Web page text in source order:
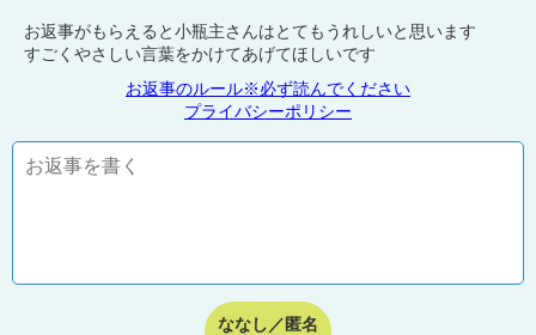
お返事がもらえると小瓶主さんはとてもうれしいと思います
すごくやさしい言葉をかけてあげてほしいです
お返事のルール※必ず読んでください
プライバシーポリシー
ななし／匿名